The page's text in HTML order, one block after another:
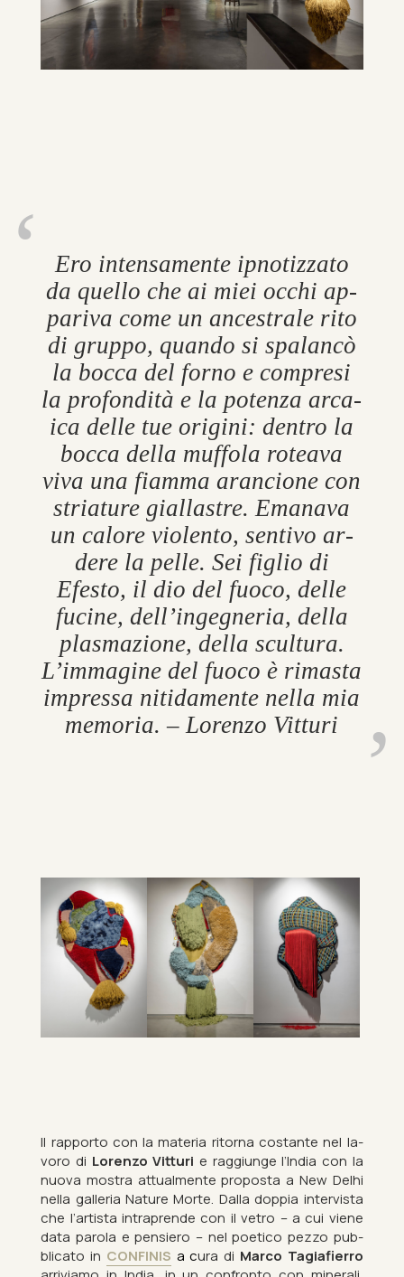
Ero in­tensamente ipnotizzato
da quello che ai miei occhi ap­
par­iva come un an­ces­trale rito
di gruppo, quando si spa­lancò
la bocca del forno e com­presi
la pro­fondità e la po­tenza ar­ca­
ica delle tue ori­gini: den­tro la
bocca della muffola ro­teava
viva una fiamma aran­cione con
stri­ature gial­lastre. Em­an­ava
un calore vi­ol­ento, sen­tivo ar­
dere la pelle. Sei figlio di
Efesto, il dio del fuoco, delle
fucine, dell’in­gegn­eria, della
plas­mazione, della scul­tura.
L’im­ma­gine del fuoco è ri­masta
im­pressa niti­da­mente nella mia
me­moria. – Lorenzo Vit­turi
Il rap­porto con la ma­teria ritorna cost­ante nel la­
voro di Lorenzo Vit­turi e rag­gi­unge l’India con la
nuova mostra at­tu­al­mente pro­posta a New Delhi
nella gal­leria Nature Morte. Dalla dop­pia in­terv­ista
che l’artista in­traprende con il vetro – a cui viene
data pa­rola e pen­siero – nel po­et­ico pezzo pub­
blic­ato in CON­FINIS a cura di Marco Ta­gi­afi­erro